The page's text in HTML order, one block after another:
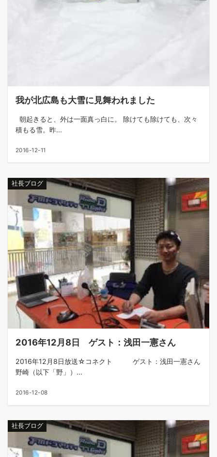
我が北広島も大雪に見舞われました
朝起きると、外は一面真っ白に。 除けても除けても、次々
積もる雪。昨...
2016-12-11
社長ブログ
2016年12月8日 ゲスト：浅田一憲さん
2016年12月8日放送☆コネクト ゲスト：浅田一憲さん
野崎（以下「野」）...
2016-12-08
社長ブログ